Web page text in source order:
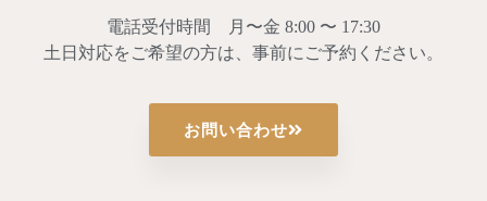
電話受付時間 月〜金 8:00 〜 17:30
土日対応をご希望の方は、事前にご予約ください。
お問い合わせ